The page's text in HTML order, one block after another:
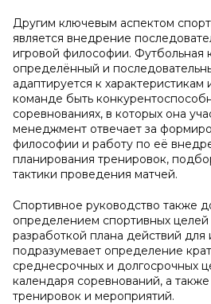
Другим ключевым аспектом
является внедрение
игровой философии. Футбольная
определённый и
адаптируется к характеристикам
команде быть
соревнованиях, в которых она
менеджмент отвечает за
философии и работу по её
планирования тренировок,
тактики проведения матчей.
Спортивное руководство также
определением спортивных
разработкой плана действий для
подразумевает определение
среднесрочных и долгосрочных
календаря соревнований, а
тренировок и мероприятий.